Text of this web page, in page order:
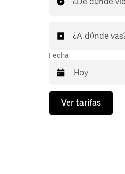
¿A dónde
Fecha
Presiona
flecha
Ver tarifas